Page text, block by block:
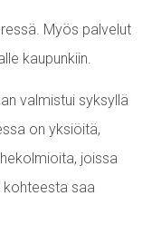
Myös palvelut
kaupunkiin.
valmistui syksyllä
on yksiöitä,
joissa
kohteesta saa